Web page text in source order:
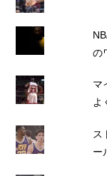
の
マ
よ
ス
ー